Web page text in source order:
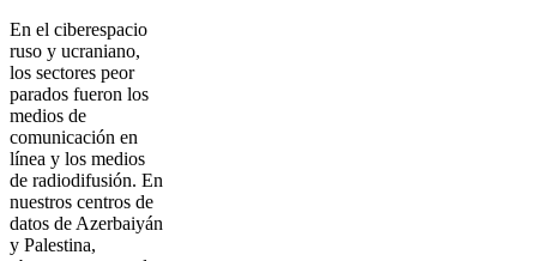
En el ciberespacio
ruso y ucraniano,
los sectores peor
parados fueron los
medios de
comunicación en
línea y los medios
de radiodifusión. En
nuestros centros de
datos de Azerbaiyán
y Palestina,